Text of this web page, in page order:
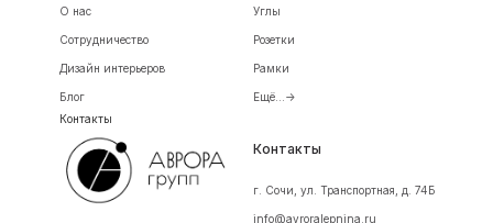
О нас
Сотрудничество
Дизайн интерьеров
Блог
Контакты
Контакты
г. Сочи, ул. Транспортная, д. 74Б
info@avroralepnina.ru
Углы
Розетки
Рамки
Ещё...->